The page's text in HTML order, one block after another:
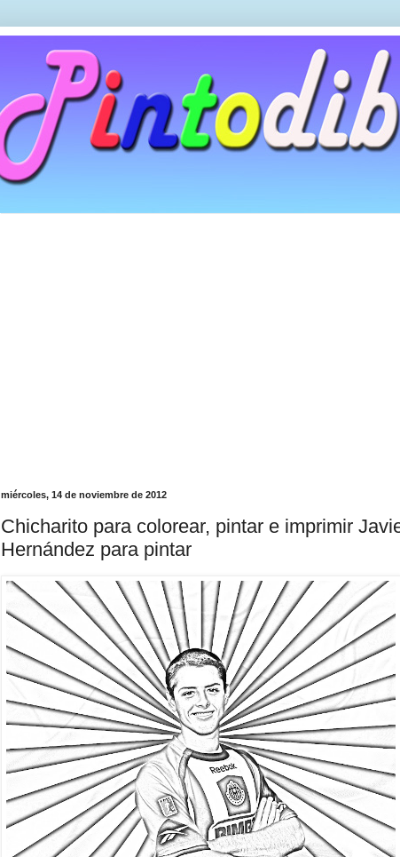
miércoles, 14 de noviembre de 2012
Chicharito para colorear, pintar e imprimir
Hernández para pintar